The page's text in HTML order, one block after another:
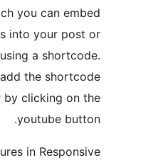
plugin using which you can
youtube videos into your
pages directly using a
You can also add the
into the editor by clicking
Major features in